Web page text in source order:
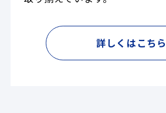
詳しくはこちら